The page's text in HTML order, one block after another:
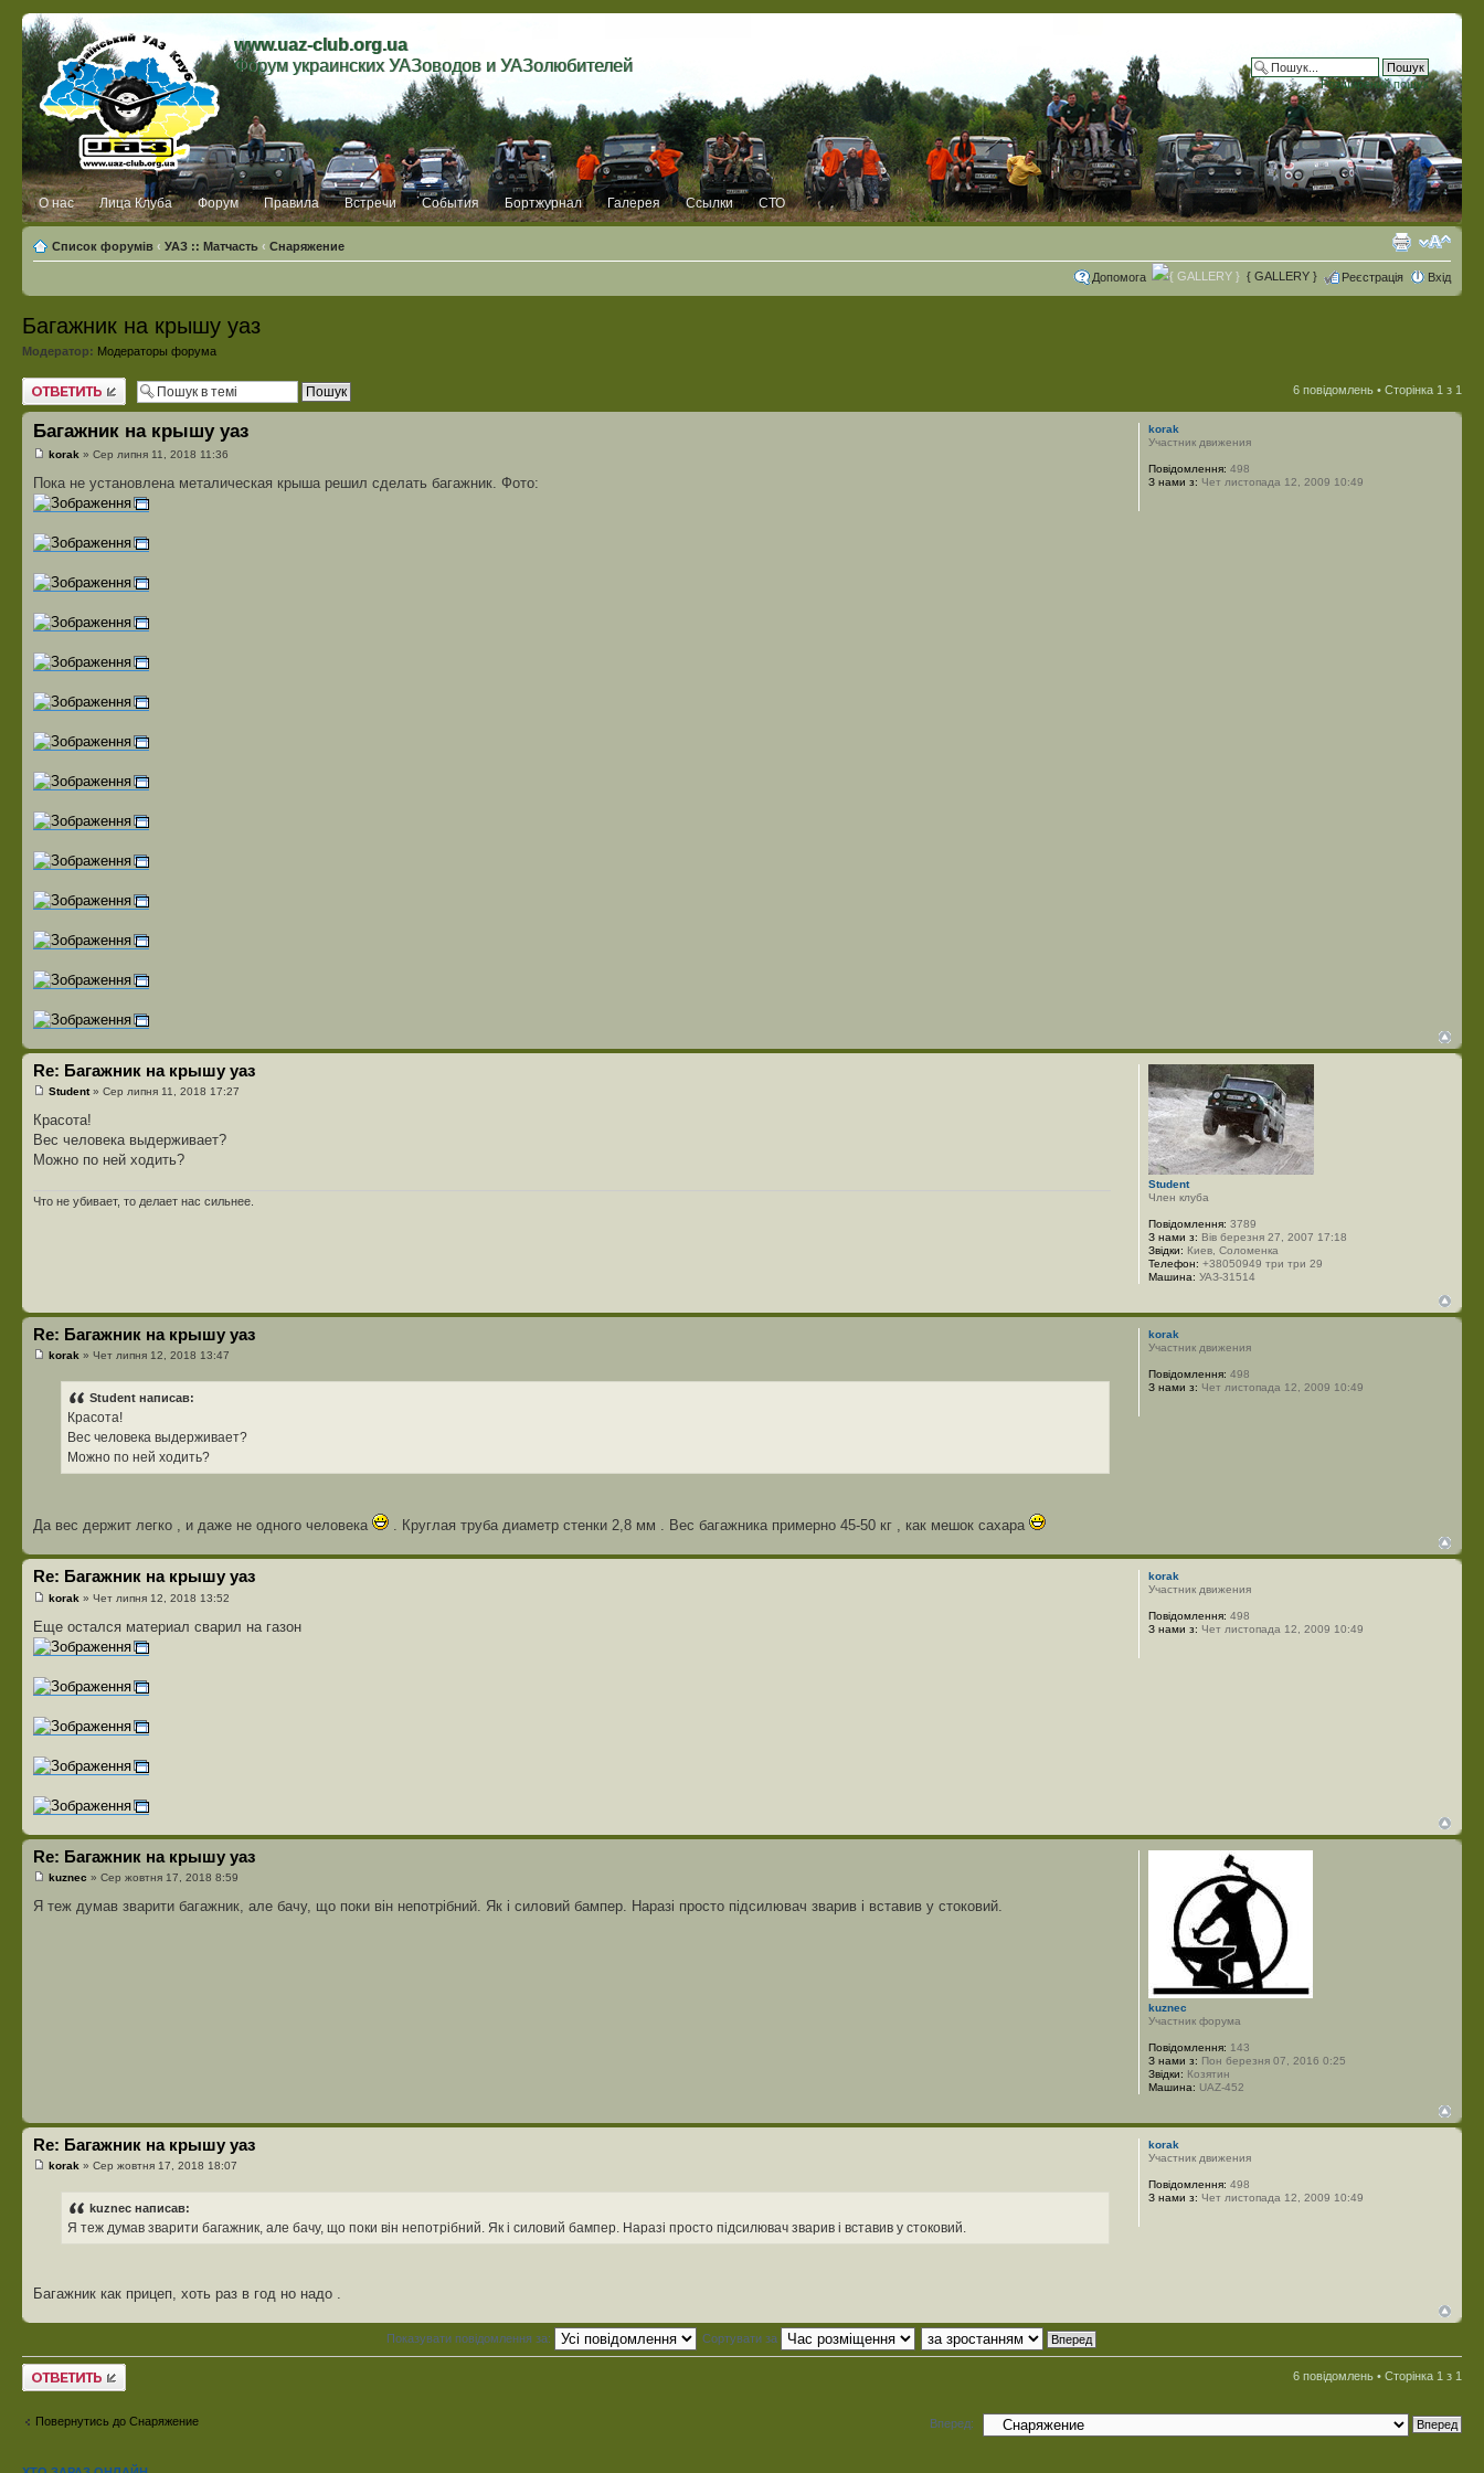
www.uaz-club.org.ua
Форум украинских УАЗоводов и УАЗолюбителей
Розширений пошук
О нас Лица Клуба Форум Правила Встречи События Бортжурнал Галерея Ссылки СТО
Список форумів ‹ УАЗ :: Матчасть ‹ Снаряжение
Допомога { GALLERY } Реєстрація Вхід
Багажник на крышу уаз
Модератор: Модераторы форума
Відповісти 6 повідомлень • Сторінка 1 з 1
Багажник на крышу уаз
korak » Сер липня 11, 2018 11:36
Пока не установлена металическая крыша решил сделать багажник. Фото:
korak
Участник движения
Повідомлення: 498
З нами з: Чет листопада 12, 2009 10:49
Re: Багажник на крышу уаз
Student» Сер липня 11, 2018 17:27
Красота!
Вес человека выдерживает?
Можно по ней ходить?
Что не убивает, то делает нас сильнее.
Student
Член клуба
Повідомлення: 3789
З нами з: Вів березня 27, 2007 17:18
Звідки: Киев, Соломенка
Телефон: +38050949 три три 29
Машина: УАЗ-31514
Re: Багажник на крышу уаз
korak » Чет липня 12, 2018 13:47
Student написав:
Красота!
Вес человека выдерживает?
Можно по ней ходить?
Да вес держит легко , и даже не одного человека . Круглая труба диаметр стенки 2,8 мм . Вес багажника примерно 45-50 кг , как мешок сахара
korak
Участник движения
Повідомлення: 498
З нами з: Чет листопада 12, 2009 10:49
Re: Багажник на крышу уаз
korak » Чет липня 12, 2018 13:52
Еще остался материал сварил на газон
korak
Участник движения
Повідомлення: 498
З нами з: Чет листопада 12, 2009 10:49
Re: Багажник на крышу уаз
kuznec » Сер жовтня 17, 2018 8:59
Я теж думав зварити багажник, але бачу, що поки він непотрібний. Як і силовий бампер. Наразі просто підсилювач зварив і вставив у стоковий.
kuznec
Участник форума
Повідомлення: 143
З нами з: Пон березня 07, 2016 0:25
Звідки: Козятин
Машина: UAZ-452
Re: Багажник на крышу уаз
korak » Сер жовтня 17, 2018 18:07
kuznec написав:
Я теж думав зварити багажник, але бачу, що поки він непотрібний. Як і силовий бампер. Наразі просто підсилювач зварив і вставив у стоковий.
Багажник как прицеп, хоть раз в год но надо .
korak
Участник движения
Повідомлення: 498
З нами з: Чет листопада 12, 2009 10:49
Показувати повідомлення за: Сортувати за
Відповісти 6 повідомлень • Сторінка 1 з 1
Повернутись до Снаряжение Вперед: